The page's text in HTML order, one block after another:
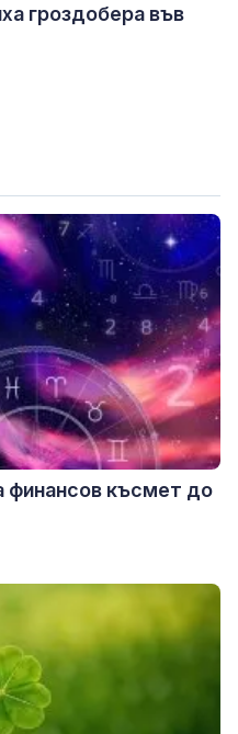
гроздобера във
финансов късмет до